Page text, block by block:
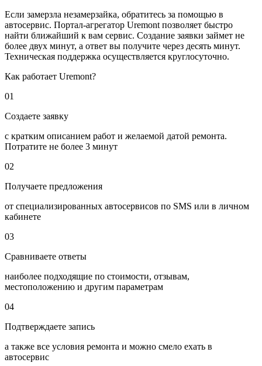
Если замерзла незамерзайка, обратитесь за помощью в
автосервис. Портал-агрегатор Uremont позволяет быстро
найти ближайший к вам сервис. Создание заявки займет не
более двух минут, а ответ вы получите через десять минут.
Техническая поддержка осуществляется круглосуточно.
Как работает Uremont?
01
Создаете заявку
с кратким описанием работ и желаемой датой ремонта.
Потратите не более 3 минут
02
Получаете предложения
от специализированных автосервисов по SMS или в личном
кабинете
03
Сравниваете ответы
наиболее подходящие по стоимости, отзывам,
местоположению и другим параметрам
04
Подтверждаете запись
а также все условия ремонта и можно смело ехать в
автосервис